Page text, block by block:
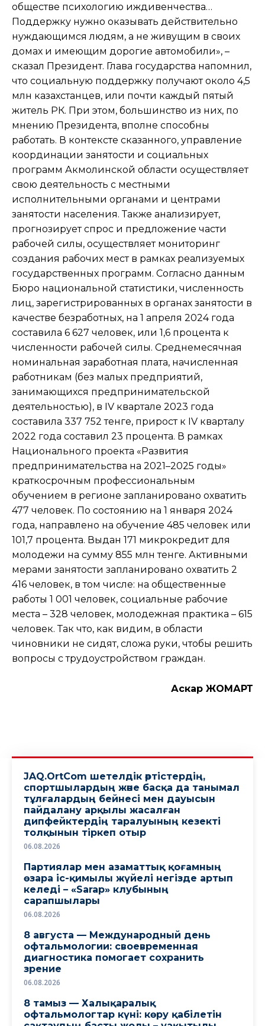
обществе психологию иждивенчества…
Поддержку нужно оказывать действительно
нуждающимся людям, а не живущим в своих
домах и имеющим дорогие автомобили», –
сказал Президент. Глава государства напомнил,
что социальную поддержку получают около 4,5
млн казахстанцев, или почти каждый пятый
житель РК. При этом, большинство из них, по
мнению Президента, вполне способны
работать. В контексте сказанного, управление
координации занятости и социальных
программ Акмолинской области осуществляет
свою деятельность с местными
исполнительными органами и центрами
занятости населения. Также анализирует,
прогнозирует спрос и предложение части
рабочей силы, осуществляет мониторинг
создания рабочих мест в рамках реализуемых
государственных программ. Согласно данным
Бюро национальной статистики, численность
лиц, зарегистрированных в органах занятости в
качестве безработных, на 1 апреля 2024 года
составила 6 627 человек, или 1,6 процента к
численности рабочей силы. Среднемесячная
номинальная заработная плата, начисленная
работникам (без малых предприятий,
занимающихся предпринимательской
деятельностью), в IV квартале 2023 года
составила 337 752 тенге, прирост к ІV кварталу
2022 года составил 23 процента. В рамках
Национального проекта «Развития
предпринимательства на 2021–2025 годы»
краткосрочным профессиональным
обучением в регионе запланировано охватить
477 человек. По состоянию на 1 января 2024
года, направлено на обучение 485 человек или
101,7 процента. Выдан 171 микрокредит для
молодежи на сумму 855 млн тенге. Активными
мерами занятости запланировано охватить 2
416 человек, в том числе: на общественные
работы 1 001 человек, социальные рабочие
места – 328 человек, молодежная практика – 615
человек. Так что, как видим, в области
чиновники не сидят, сложа руки, чтобы решить
вопросы с трудоустройством граждан.
Аскар ЖОМАРТ
JAQ.OrtCom шетелдік әртістердің,
спортшылардың және басқа да танымал
тұлғалардың бейнесі мен дауысын
пайдалану арқылы жасалған
дипфейктердің таралуының кезекті
толқынын тіркеп отыр
06.08.2026
Партиялар мен азаматтық қоғамның
өзара іс-қимылы жүйелі негізде артып
келеді – «Sarap» клубының
сарапшылары
06.08.2026
8 августа — Международный день
офтальмологии: своевременная
диагностика помогает сохранить
зрение
06.08.2026
8 тамыз — Халықаралық
офтальмологтар күні: көру қабілетін